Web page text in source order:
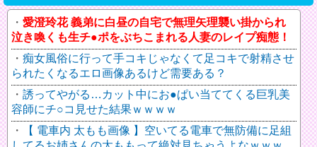
愛澄玲花 義弟に白昼の自宅で無理矢理襲い掛かられ
泣き喚くも生チ●ポをぶちこまれる人妻のレイプ痴態！
痴女風俗に行って手コキじゃなくて足コキで射精させ
られたくなるエロ画像あるけど需要ある？
誘ってやがる…カット中にお●ぱい当ててくる巨乳美
容師にチ○コ見せた結果ｗｗｗｗ
【 電車内 太もも画像 】空いてる電車で無防備に足組